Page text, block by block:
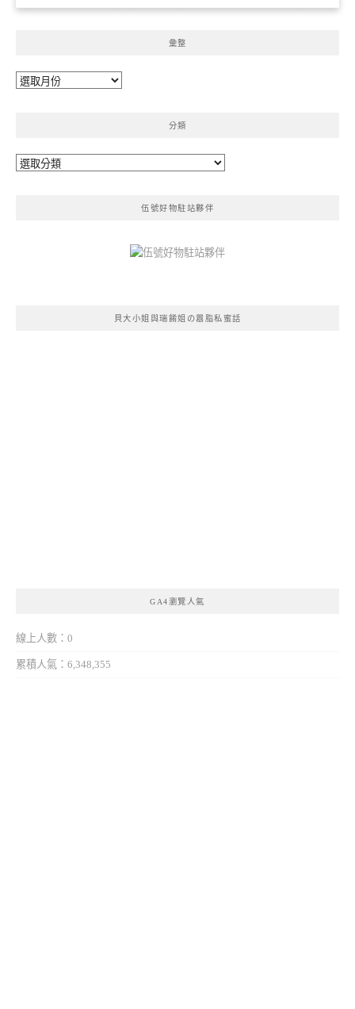
彙整
彙
分類
分
伍號好物駐站夥伴
貝大小姐與瑞餚姐の囂脂私蜜話
GA4瀏覽人氣
線上人數：0
累積人氣：6,348,355